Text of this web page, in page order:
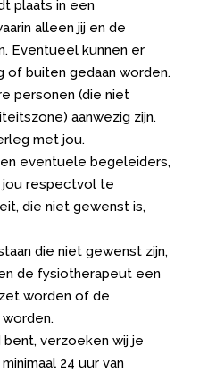
plaats in een
alleen jij en de
Eventueel kunnen er
of buiten gedaan worden.
personen (die niet
aanwezig zijn.
met jou.
eventuele begeleiders,
jou respectvol te
die niet gewenst is,
die niet gewenst zijn,
de fysiotherapeut een
worden of de
bent, verzoeken wij je
24 uur van